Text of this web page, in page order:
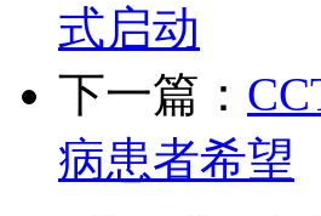
式启动
下一篇：
病患者希望